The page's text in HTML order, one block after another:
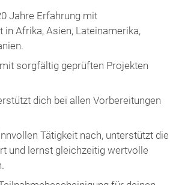
Jahre Erfahrung mit
in Afrika, Asien, Lateinamerika,
sorgfältig geprüften Projekten
dich bei allen Vorbereitungen
Tätigkeit nach, unterstützt die
und lernst gleichzeitig wertvolle